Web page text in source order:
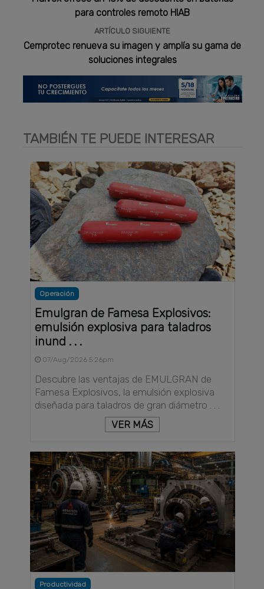
para controles remoto HIAB
ARTÍCULO SIGUIENTE
Cemprotec renueva su imagen y amplía su gama de
soluciones integrales
TAMBIÉN TE PUEDE INTERESAR
Operación
Emulgran de Famesa Explosivos:
emulsión explosiva para taladros
inund . . .
07/Aug/2026 5:26pm
Descubre las ventajas de EMULGRAN de
Famesa Explosivos, la emulsión explosiva
diseñada para taladros de gran diámetro . . .
VER MÁS
Productividad